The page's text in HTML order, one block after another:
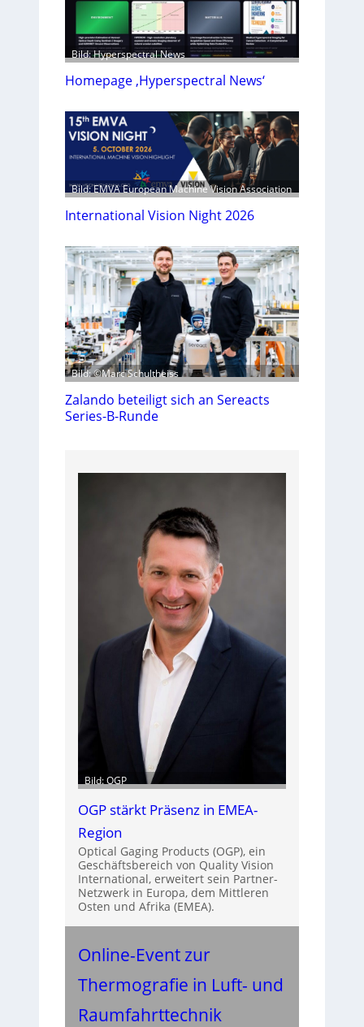
Bild: Hyperspectral News
Homepage ‚Hyperspectral News‘
Bild: EMVA European Machine Vision Association
International Vision Night 2026
Bild: ©Marc Schultheiss
Zalando beteiligt sich an Sereacts
Series-B-Runde
Bild: OGP
OGP stärkt Präsenz in EMEA-
Region
Optical Gaging Products (OGP), ein
Geschäftsbereich von Quality Vision
International, erweitert sein Partner-
Netzwerk in Europa, dem Mittleren
Osten und Afrika (EMEA).
Online-Event zur
Thermografie in Luft- und
Raumfahrttechnik